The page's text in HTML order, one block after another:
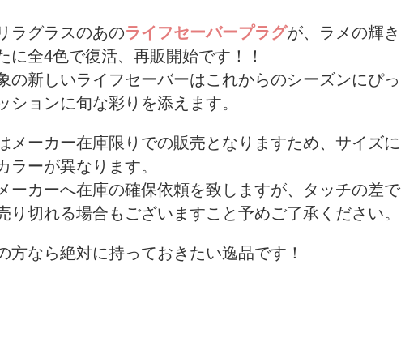
ラグラスのあのライフセーバープラグが、ラメの輝き
に全4色で復活、再販開始です！！
の新しいライフセーバーはこれからのシーズンにぴっ
ョンに旬な彩りを添えます。
メーカー在庫限りでの販売となりますため、サイズに
ーが異なります。
ーカーへ在庫の確保依頼を致しますが、タッチの差で
り切れる場合もございますこと予めご了承ください。
方なら絶対に持っておきたい逸品です！